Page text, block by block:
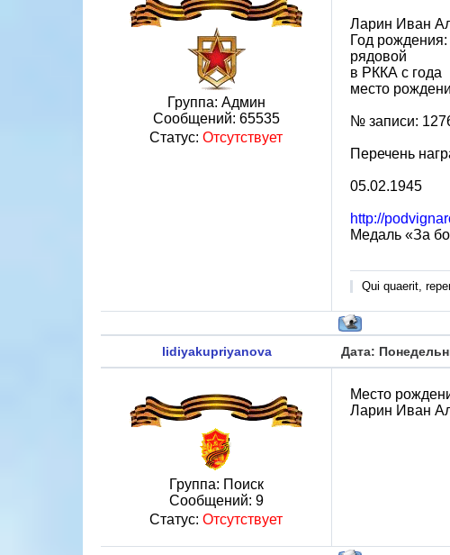
Группа: Админ
Сообщений: 65535
Статус: Отсутствует
Ларин Иван
Год
рядовой
в РККА с года
место
№ записи:
Перечень
05.02.1945
http://
Медаль «За
Qui quaerit,
lidiyakupriyanova Дата:
Группа: Поиск
Сообщений: 9
Статус: Отсутствует
Место
Ларин Иван